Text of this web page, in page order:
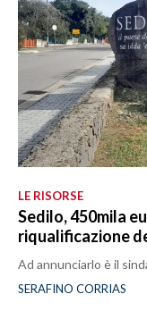
LE RISORSE
Sedilo, 450mila
riqualificazione
Ad annunciarlo è il
SERAFINO CORRIAS